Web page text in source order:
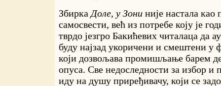
Збирка Доле, у Зони није настала као
самосвести, већ из потребе коју је
тврдо језгро Бакићевих читалаца да
буду најзад укоричени и смештени у
који дозвољава промишљање барем
опуса. Све недоследности за избор и
иду на душу приређивачу, који се